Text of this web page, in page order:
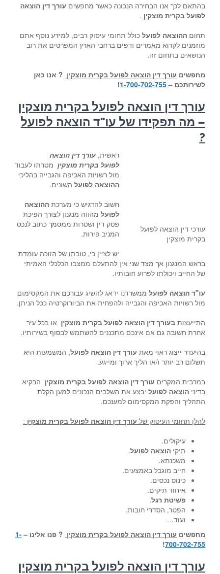
בהתאם לכך אנו הבחירה הנכונה כאשר מחפשים עורך דין הוצאה
לפועל בקרית מוצקין .
תחום ההוצאה לפועל כולל תחומי עיסוק רבים, למידע נוסף אתם
מוזמנים לקרוא מאמרים ודפים ברחבי הארץ המפרטים את רוב
הנושאים בתחום זה.
מחפשים עורך דין הוצאה לפועל בקרית מוצקין ? אנו כאן
לשירותכם – 1-700-702-755
!
עורך דין הוצאה לפועל בקרית מוצקין
– מה תפקידו של עו"ד הוצאה לפועל
?
עורכי דין הוצאה לפועל
בקרית מוצקין
ראשית, עורך דין הוצאה
לפועל בקרית מוצקין מטרתו לעבוד
מול רשויות האכיפה והגבייה בהליכי
ההוצאה לפועל השונים.
חשוב להדגיש כי מערכת ההוצאה
לפועל מהווה מנגנון לצורך הפיכת
פסק דין ושטרות ממסמך כתוב לנכס
המניב פירות.
יש לציין כי, טובתו של הזוכה עומדת
בראש המנגנון אך מצד שני אין להתעלם ממצבו הכלכלי האמיתי
של החייב ויכולתו לפרוע חובותיו.
עו"ד הוצאה לפועל ממשרדנו ידאג להשיג עבורכם את המקסימום
מול רשויות האכיפה והגבייה ולהפחית את הביורוקרטיה ככל הניתן.
התייעצות בעורך דין הוצאה לפועל בקרית מוצקין או בכל עיר
אחרת חשובה גם אם אינכם מתכננים להשתמש לבסוף בשירותיו.
בהיעדר ייצוג ראוי מאת עורך דין הוצאה לפועל, המשמעות היא
תשלום רב יותר ו/או הליך ארוך ומייגע.
במרבית המקרים עורך דין הוצאה לפועל בקרית מוצקין הבקיא
בדיני הוצאה לפועל יבצע את השלבים הנכונים למען הקלת
התהליך והפקת המקסימום למענכם.
להלן תחומי העיסוק של עורך דין הוצאה לפועל בקרית מוצקין :
עיקולים.
תיקי הוצאה לפועל.
משכנתא.
חייב מוגבל באמצעים.
כינוס נכסים.
איחוד תיקים.
פשיטת רגל.
הפטר, הסדרי חובות.
ועוד…
מחפשים עורך דין הוצאה לפועל בקרית מוצקין ? פנו אלינו – 1-
700-702-755
!
עורך דין הוצאה לפועל בקרית מוצקין